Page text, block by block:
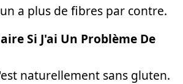
a plus de fibres par contre.
Si J'ai Un Problème De
naturellement sans gluten.